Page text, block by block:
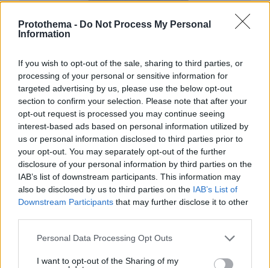
Protothema - Do Not Process My Personal
Information
If you wish to opt-out of the sale, sharing to third parties, or
processing of your personal or sensitive information for
targeted advertising by us, please use the below opt-out
section to confirm your selection. Please note that after your
opt-out request is processed you may continue seeing
interest-based ads based on personal information utilized by
us or personal information disclosed to third parties prior to
your opt-out. You may separately opt-out of the further
disclosure of your personal information by third parties on the
IAB’s list of downstream participants. This information may
also be disclosed by us to third parties on the IAB’s List of
Downstream Participants that may further disclose it to other
Please note that this website/app uses one or more Google
not limited to your visit or usage behaviour. You may click to
Personal Data Processing Opt Outs
I want to opt-out of the Sharing of my